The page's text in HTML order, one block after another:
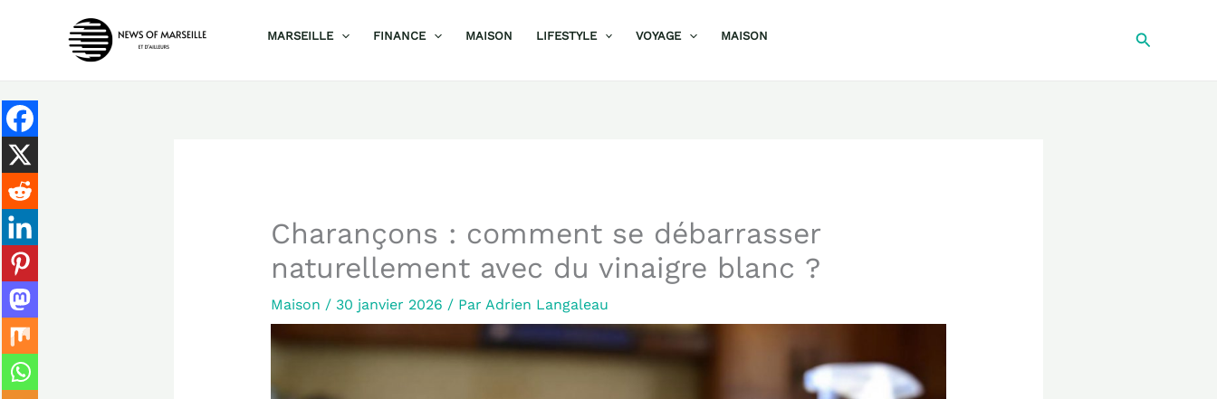
MARSEILLE FINANCE MAISON LIFESTYLE VOYAGE MAISON
Charançons : comment se débarrasser
naturellement avec du vinaigre blanc ?
Maison / 30 janvier 2026 / Par Adrien Langaleau